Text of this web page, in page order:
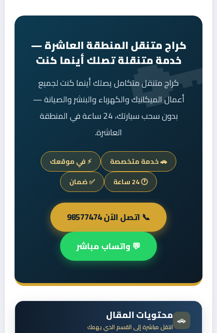
كراج متنقل المنطقة العاشرة —
خدمة متنقلة تصلك أينما كنت
كراج متنقل متكامل يصلك أينما كنت لجميع
أعمال الميكانيك والكهرباء والبنشر والصيانة —
بدون سحب سيارتك، 24 ساعة في المنطقة
العاشرة.
🚗 خدمة متخصصة
⚡ في موقعك
🕐 24 ساعة
✅ ضمان
📞 اتصل الآن 98577474
💬 واتساب مباشر
🚗 محتويات المقال
انتقل مباشرة إلى القسم الذي يهمك